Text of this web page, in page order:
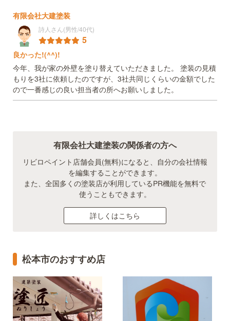
有限会社大建塗装
詩人さん(男性/40代)
5
良かった!(^^)!
今年、我が家の外壁を塗り替えていただきました。 塗装の見積
もりを3社に依頼したのですが、3社共同じくらいの金額でした
ので一番感じの良い担当者の所へお願いしました。
有限会社大建塗装の関係者の方へ
リビロペイント店舗会員(無料)になると、自分の会社情報
を編集することができます。
また、全国多くの塗装店が利用しているPR機能を無料で
使うこともできます。
詳しくはこちら
松本市のおすすめ店